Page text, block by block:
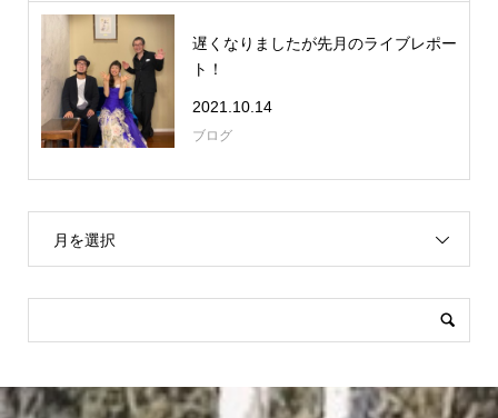
遅くなりましたが先月のライブレポー
ト！
2021.10.14
ブログ
月を選択